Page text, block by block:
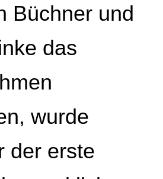
Büchner und
das
wurde
der erste